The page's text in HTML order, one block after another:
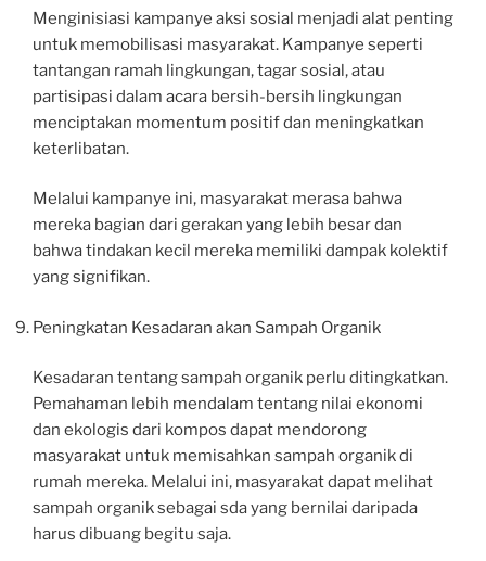
Menginisiasi kampanye aksi sosial menjadi alat penting
untuk memobilisasi masyarakat. Kampanye seperti
tantangan ramah lingkungan, tagar sosial, atau
partisipasi dalam acara bersih-bersih lingkungan
menciptakan momentum positif dan meningkatkan
keterlibatan.
Melalui kampanye ini, masyarakat merasa bahwa
mereka bagian dari gerakan yang lebih besar dan
bahwa tindakan kecil mereka memiliki dampak kolektif
yang signifikan.
Peningkatan Kesadaran akan Sampah Organik
Kesadaran tentang sampah organik perlu ditingkatkan.
Pemahaman lebih mendalam tentang nilai ekonomi
dan ekologis dari kompos dapat mendorong
masyarakat untuk memisahkan sampah organik di
rumah mereka. Melalui ini, masyarakat dapat melihat
sampah organik sebagai sda yang bernilai daripada
harus dibuang begitu saja.